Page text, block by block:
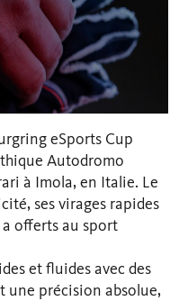
eSports Cup
Autodromo
à Imola, en Italie. Le
ses virages rapides
offerts au sport
et fluides avec des
une précision absolue,